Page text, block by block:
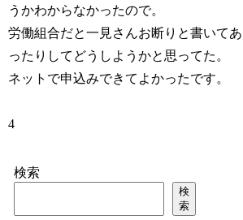
うかわからなかったので。
労働組合だと一見さんお断りと書いてあ
ったりしてどうしようかと思ってた。
ネットで申込みできてよかったです。
4
検索
検
索